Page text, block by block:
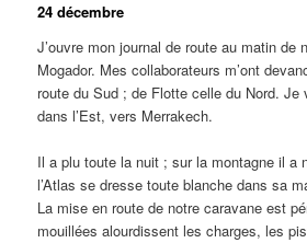
24 décembre
J’ouvre mon journal de route au matin de
Mogador. Mes collaborateurs m’ont
route du Sud ; de Flotte celle du Nord. Je
dans l’Est, vers Merrakech.
Il a plu toute la nuit ; sur la montagne il a
l’Atlas se dresse toute blanche dans sa
La mise en route de notre caravane est
mouillées alourdissent les charges, les